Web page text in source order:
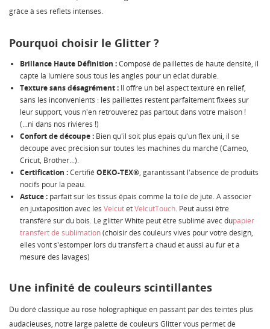
grâce à ses reflets intenses.
Pourquoi choisir le Glitter ?
Brillance Haute Définition :Composé de paillettes de haute densité, il
capte la lumière sous tous les angles pour un éclat durable.
Texture sans désagrément : Il offre un bel aspect texturé en relief,
sans les inconvénients : les paillettes restent parfaitement fixées sur
leur support, vous n'en retrouverez pas partout dans votre maison !
(...ni dans nos rivières !)
Confort de découpe : Bien qu'il soit plus épais qu'un flex uni, il se
découpe avec précision sur toutes les machines du marché (Cameo,
Cricut, Brother...).
Certification :Certifié OEKO-TEX®, garantissant l'absence de produits
nocifs pour la peau.
Astuce : parfait sur les tissus épais comme la toile de jute. A associer
en juxtaposition avec les VelcutetVelcutTouch. Peut aussi être
transféré sur du bois. Le glitter White peut être sublimé avec dupapier
transfert de sublimation(choisir des couleurs vives pour votre design,
elles vont s'estomper lors du transfert à chaud et aussi au fur et à
mesure des lavages)
Une infinité de couleurs scintillantes
Du doré classique au rose holographique en passant par des teintes plus
audacieuses, notre large palette de couleurs Glitter vous permet de